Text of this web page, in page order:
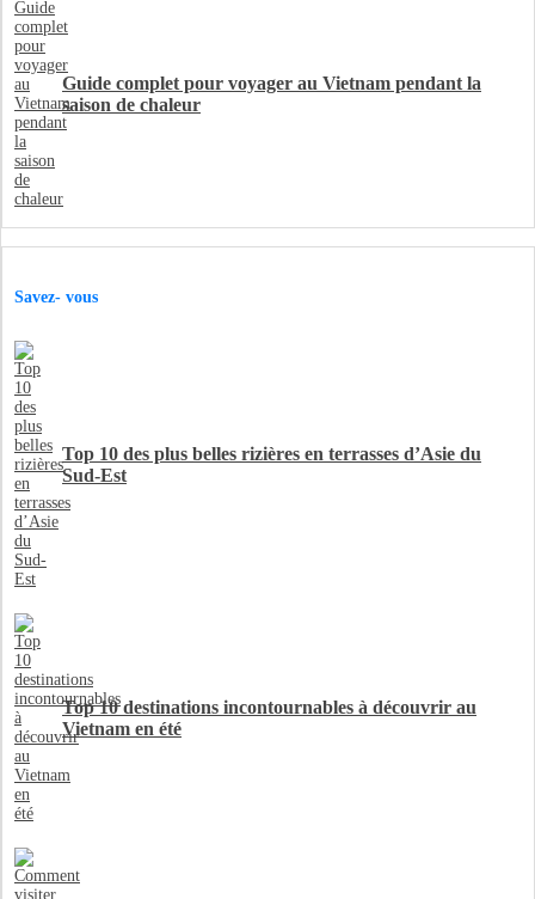
Guide complet pour voyager au Vietnam pendant la
saison de chaleur
Savez- vous
Top 10 des plus belles rizières en terrasses d’Asie du
Sud-Est
Top 10 destinations incontournables à découvrir au
Vietnam en été